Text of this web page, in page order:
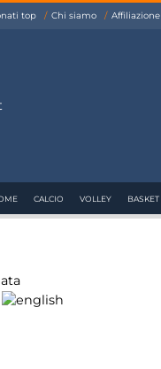
top Chi siamo Affiliazione
CALCIO VOLLEY BASKET